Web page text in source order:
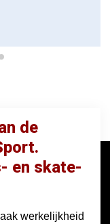
de
en skate-
werkelijkheid